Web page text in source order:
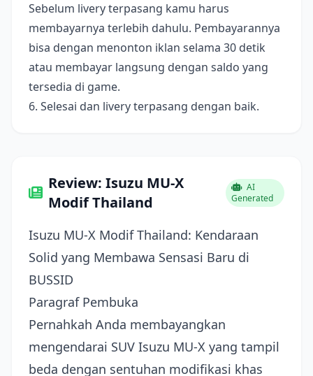
Sebelum livery terpasang kamu harus
membayarnya terlebih dahulu. Pembayarannya
bisa dengan menonton iklan selama 30 detik
atau membayar langsung dengan saldo yang
tersedia di game.
6. Selesai dan livery terpasang dengan baik.
Review: Isuzu MU-X
Modif Thailand
AI
Generated
Isuzu MU-X Modif Thailand: Kendaraan
Solid yang Membawa Sensasi Baru di
BUSSID
Paragraf Pembuka
Pernahkah Anda membayangkan
mengendarai SUV Isuzu MU-X yang tampil
beda dengan sentuhan modifikasi khas